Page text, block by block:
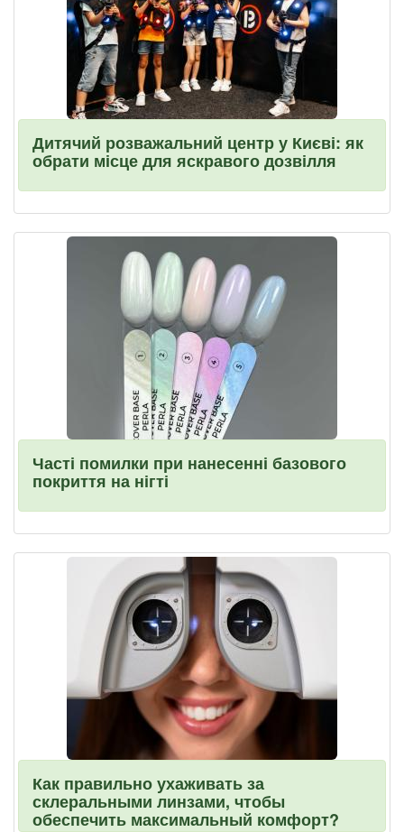
Дитячий розважальний центр у Києві: як
обрати місце для яскравого дозвілля
Часті помилки при нанесенні базового
покриття на нігті
Как правильно ухаживать за
склеральными линзами, чтобы
обеспечить максимальный комфорт?